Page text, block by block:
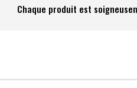
Chaque produit est